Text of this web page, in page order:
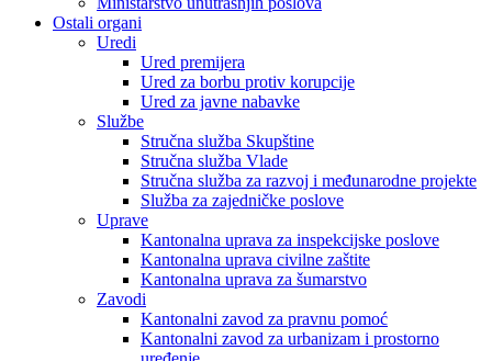
Ostali organi
Uredi
Ured premijera
Ured za borbu protiv korupcije
Ured za javne nabavke
Službe
Stručna služba Skupštine
Stručna služba Vlade
Stručna služba za razvoj i međunarodne projekte
Služba za zajedničke poslove
Uprave
Kantonalna uprava za inspekcijske poslove
Kantonalna uprava civilne zaštite
Kantonalna uprava za šumarstvo
Zavodi
Kantonalni zavod za pravnu pomoć
Kantonalni zavod za urbanizam i prostorno